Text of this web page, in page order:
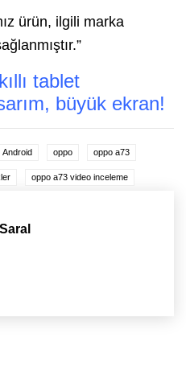
ürün, ilgili marka
tablet
büyük ekran!
Android oppo oppo a73
oppo a73 video inceleme